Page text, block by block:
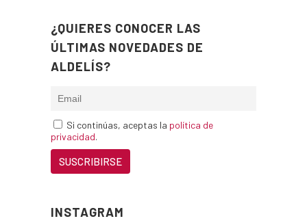
¿QUIERES CONOCER LAS
ÚLTIMAS NOVEDADES DE
ALDELÍS?
Si continúas, aceptas la política de
privacidad.
INSTAGRAM